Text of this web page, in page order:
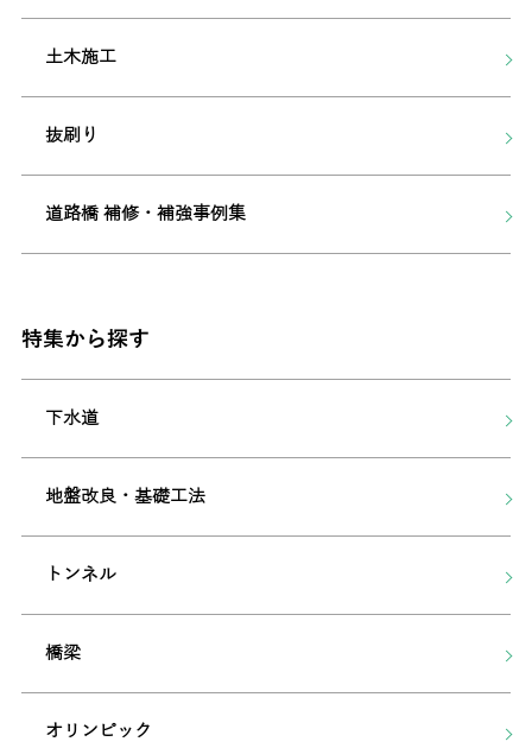
土木施工
抜刷り
道路橋 補修・補強事例集
特集から探す
下水道
地盤改良・基礎工法
トンネル
橋梁
オリンピック